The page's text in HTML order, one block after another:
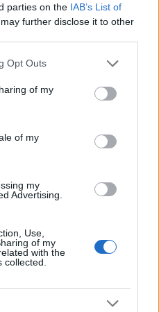
parties on the IAB’s List of
further disclose it to other
uses one or more Google
behaviour. You may click to
and its third-party tags to
purposes in below Google
Opt Outs
of my
of my
my
Advertising.
Use,
of my
with the
a pénzcsapot az